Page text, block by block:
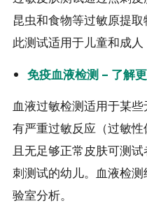
昆虫和食物等过敏原提
此测试适用于儿童和成人
免疫血液检测 – 了解
血液过敏检测适用于某
有严重过敏反应（过敏
且无足够正常皮肤可测
刺测试的幼儿。血液检
验室分析。